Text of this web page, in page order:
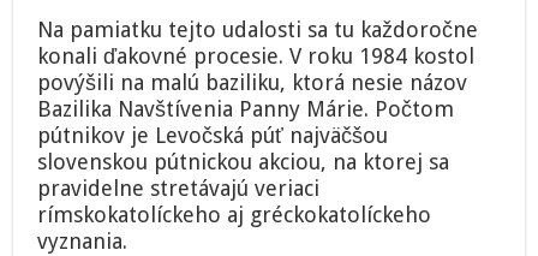
Na pamiatku tejto udalosti sa tu každoročne
konali ďakovné procesie. V roku 1984 kostol
povýšili na malú baziliku, ktorá nesie názov
Bazilika Navštívenia Panny Márie. Počtom
pútnikov je Levočská púť najväčšou
slovenskou pútnickou akciou, na ktorej sa
pravidelne stretávajú veriaci
rímskokatolíckeho aj gréckokatolíckeho
vyznania.